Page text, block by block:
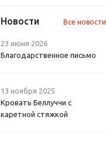
Новости Все новости
23 июня 2026
Благодарственное письмо
13 ноября 2025
Кровать Беллуччи с
каретной стяжкой